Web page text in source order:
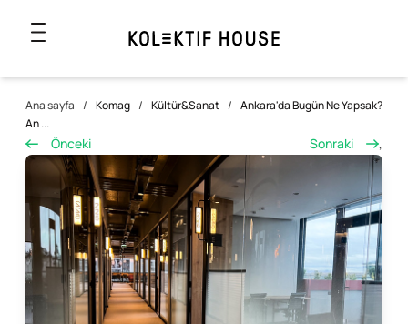
Ana sayfa / Komag / Kültür&Sanat / Ankara'da Bugün Ne Yapsak?
An ...
Önceki Sonraki ,